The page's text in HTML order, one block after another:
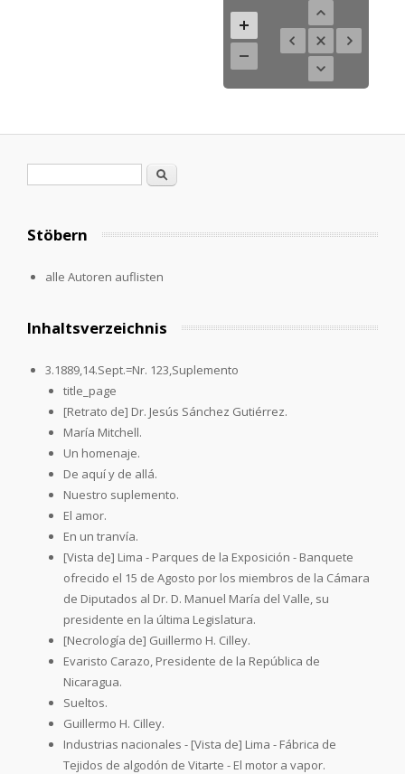
Search
Stöbern
alle Autoren auflisten
Inhaltsverzeichnis
3.1889,14.Sept.=Nr. 123,Suplemento
title_page
[Retrato de] Dr. Jesús Sánchez Gutiérrez.
María Mitchell.
Un homenaje.
De aquí y de allá.
Nuestro suplemento.
El amor.
En un tranvía.
[Vista de] Lima - Parques de la Exposición - Banquete
ofrecido el 15 de Agosto por los miembros de la Cámara
de Diputados al Dr. D. Manuel María del Valle, su
presidente en la última Legislatura.
[Necrología de] Guillermo H. Cilley.
Evaristo Carazo, Presidente de la República de
Nicaragua.
Sueltos.
Guillermo H. Cilley.
Industrias nacionales - [Vista de] Lima - Fábrica de
Tejidos de algodón de Vitarte - El motor a vapor.